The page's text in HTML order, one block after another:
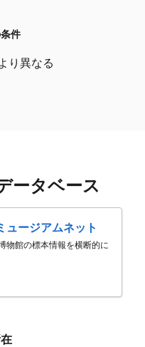
件
り異なる
ータベース
ュージアムネット
物館の標本情報を横断的に